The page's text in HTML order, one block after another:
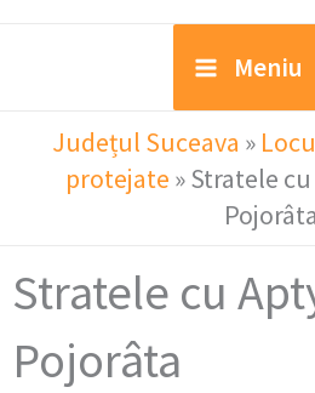
Meniu
Județul Suceava »
protejate »Stratele
Pojorâta
Stratele cu
Pojorâta